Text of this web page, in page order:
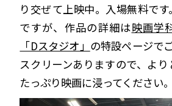
り交ぜて上映中。入場無料で
ですが、作品の詳細は映画学
「Dスタジオ」 の特設ページで
スクリーンありますので、よ
たっぷり映画に浸ってください。